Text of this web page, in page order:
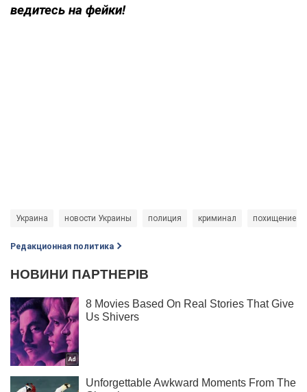
ведитесь на фейки!
Украина новости Украины полиция криминал похищение
Редакционная политика